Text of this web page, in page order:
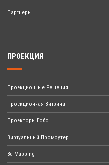
Партнеры
ПРОЕКЦИЯ
Проекционные Решения
Проекционная Витрина
Проекторы Гобо
Виртуальный Промоутер
3d Mapping